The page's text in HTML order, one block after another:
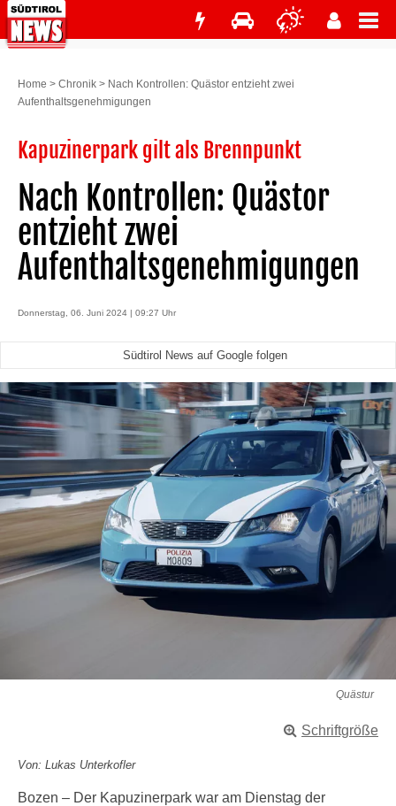
Home > Chronik > Nach Kontrollen: Quästor entzieht zwei
Aufenthaltsgenehmigungen
Kapuzinerpark gilt als Brennpunkt
Nach Kontrollen: Quästor
entzieht zwei
Aufenthaltsgenehmigungen
Donnerstag, 06. Juni 2024 | 09:27 Uhr
Südtirol News auf Google folgen
Quästur
Schriftgröße
Von: Lukas Unterkofler
Bozen – Der Kapuzinerpark war am Dienstag der